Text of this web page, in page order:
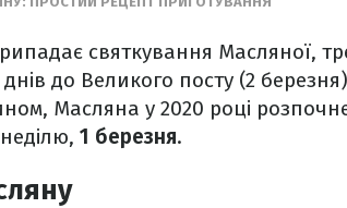
святкування Масляної,
до Великого посту (2
Масляна у 2020 році
1 березня.